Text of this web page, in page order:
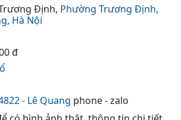
Định, Phường Trương Định,
Hà Nội
đ
- Lê Quang phone - zalo